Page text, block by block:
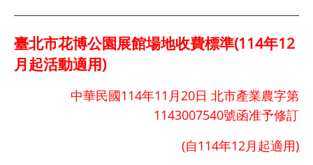
地
租
借
臺北市花博公園展館場地收費標準(114年12
月起活動適用)
中華民國114年11月20日 北市產業農字第
1143007540號函准予修訂
(自114年12月起適用)